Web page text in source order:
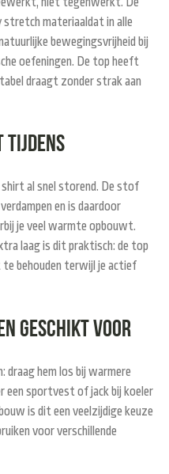
stretch materiaaldat in alle
bewegingsvrijheid bij
oefeningen. De top heeft
draagt zonder strak aan
tijdens
shirt al snel storend. De stof
en is daardoor
je veel warmte opbouwt.
laag is dit praktisch: de top
behouden terwijl je actief
geschikt voor
draag hem los bij warmere
een sportvest of jack bij koeler
is dit een veelzijdige keuze
voor verschillende